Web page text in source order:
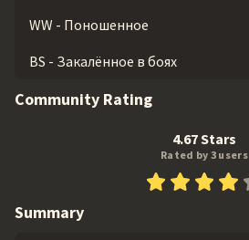
WW - Поношенное
BS - Закалённое в боях
Community Rating
4.67 Stars
Rated by 3 users
Summary